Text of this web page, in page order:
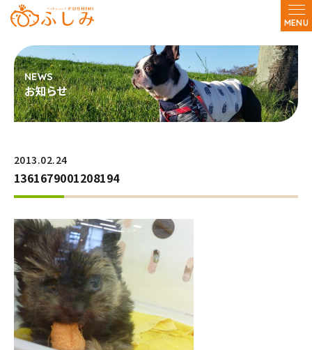
MENU
お知らせ
2013.02.24
1361679001208194